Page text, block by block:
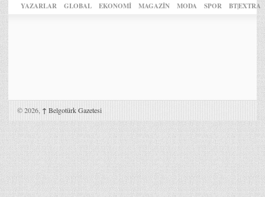
YAZARLAR GLOBAL EKONOMİ MAGAZİN MODA SPOR BT|EXTRA
© 2026, ↑ Belgotürk Gazetesi